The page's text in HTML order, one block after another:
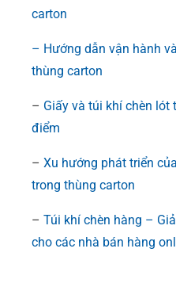
carton
– Hướng dẫn vận hành
thùng carton
– Giấy và túi khí chèn
điểm
– Xu hướng phát triển
trong thùng carton
– Túi khí chèn hàng –
cho các nhà bán hàng